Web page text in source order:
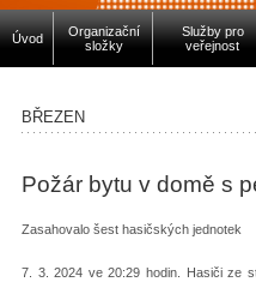
Úvod
Organizační
složky
Služby pro
veřejnost
BŘEZEN
Požár bytu v domě s
Zasahovalo šest hasičských jednotek
7. 3. 2024 ve 20:29 hodin. Hasiči ze